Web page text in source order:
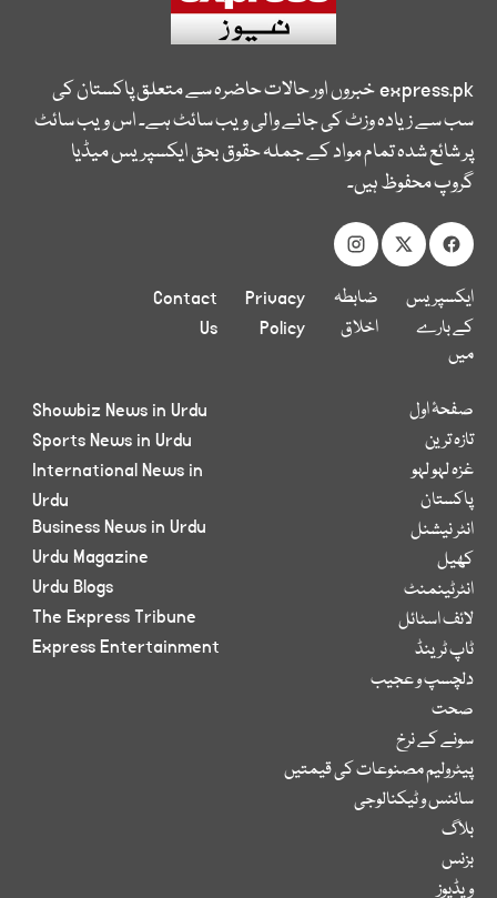
express.pkخبروں اور حالات حاضرہ سے متعلق پاکستان کی
سب سے زیادہ وزٹ کی جانے والی ویب سائٹ ہے۔ اس ویب سائٹ
پر شائع شدہ تمام مواد کے جملہ حقوق بحق ایکسپریس میڈیا
گروپ محفوظ ہیں۔
ایکسپریس
کے بارے
میں
ضابطہ
اخلاق
Privacy
Policy
Contact
Us
صفحۂ اول
تازہ ترین
غزہ لہو لہو
پاکستان
انٹر نیشنل
کھیل
انٹرٹینمنٹ
لائف اسٹائل
ٹاپ ٹرینڈ
دلچسپ و عجیب
صحت
سونے کے نرخ
پیٹرولیم مصنوعات کی قیمتیں
سائنس و ٹیکنالوجی
بلاگ
بزنس
ویڈیوز
Showbiz News in Urdu
Sports News in Urdu
International News in
Urdu
Business News in Urdu
Urdu Magazine
Urdu Blogs
The Express Tribune
Express Entertainment